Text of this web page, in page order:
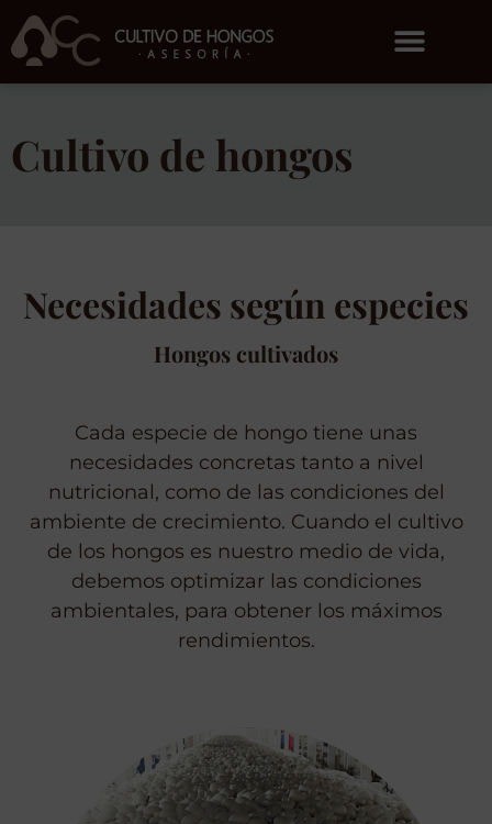
Cultivo de hongos
Necesidades según especies
Hongos cultivados
Cada especie de hongo tiene unas
necesidades concretas tanto a nivel
nutricional, como de las condiciones del
ambiente de crecimiento. Cuando el cultivo
de los hongos es nuestro medio de vida,
debemos optimizar las condiciones
ambientales, para obtener los máximos
rendimientos.